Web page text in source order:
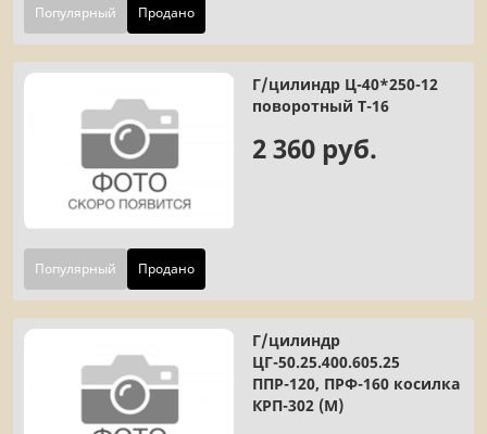
Популярный Продано
Популярный Продано
Г/цилиндр Ц-40*250-12
поворотный Т-16
2 360 руб.
Г/цилиндр
ЦГ-50.25.400.605.25
ППР-120, ПРФ-160 косилка
КРП-302 (М)